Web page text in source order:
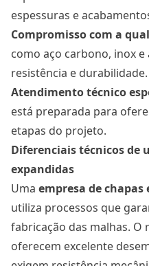
espessuras e
Compromisso com a
como aço carbono, inox
resistência e durabilidade.
Atendimento técnico
está preparada para
etapas do projeto.
Diferenciais técnicos de
expandidas
Uma empresa de chapas
utiliza processos que
fabricação das malhas. O
oferecem excelente